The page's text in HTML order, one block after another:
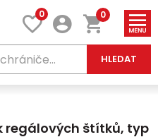
0
HLEDAT
0
regálových štítků, typ